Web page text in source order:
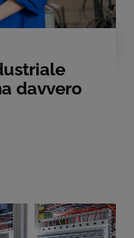
davvero